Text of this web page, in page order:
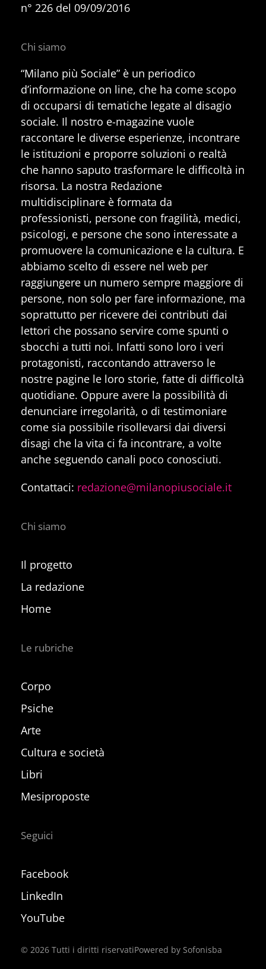
n° 226 del 09/09/2016
Chi siamo
“Milano più Sociale” è un periodico
d’informazione on line, che ha come scopo
di occuparsi di tematiche legate al disagio
sociale. Il nostro e-magazine vuole
raccontare le diverse esperienze, incontrare
le istituzioni e proporre soluzioni o realtà
che hanno saputo trasformare le difficoltà in
risorsa. La nostra Redazione
multidisciplinare è formata da
professionisti, persone con fragilità, medici,
psicologi, e persone che sono interessate a
promuovere la comunicazione e la cultura. E
abbiamo scelto di essere nel web per
raggiungere un numero sempre maggiore di
persone, non solo per fare informazione, ma
soprattutto per ricevere dei contributi dai
lettori che possano servire come spunti o
sbocchi a tutti noi. Infatti sono loro i veri
protagonisti, raccontando attraverso le
nostre pagine le loro storie, fatte di difficoltà
quotidiane. Oppure avere la possibilità di
denunciare irregolarità, o di testimoniare
come sia possibile risollevarsi dai diversi
disagi che la vita ci fa incontrare, a volte
anche seguendo canali poco conosciuti.
Contattaci: redazione@milanopiusociale.it
Chi siamo
Il progetto
La redazione
Home
Le rubriche
Corpo
Psiche
Arte
Cultura e società
Libri
Mesiproposte
Seguici
Facebook
LinkedIn
YouTube
© 2026 Tutti i diritti riservatiPowered by Sofonisba